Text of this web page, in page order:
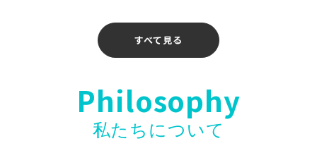
すべて見る
Philosophy
私たちについて